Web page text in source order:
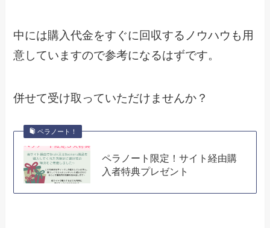
中には購入代金をすぐに回収するノウハウも用
意していますので参考になるはずです。
併せて受け取っていただけませんか？
ペラノート！
ペラノート限定！サイト経由購
入者特典プレゼント